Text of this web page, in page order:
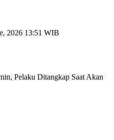
2026 13:51 WIB
Pelaku Ditangkap Saat Akan